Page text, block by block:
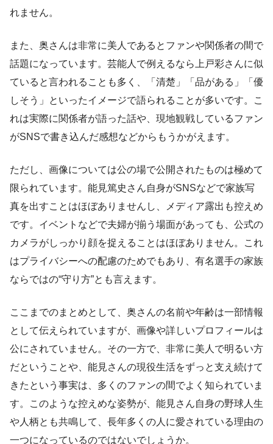
れません。
また、奥さんは非常に美人であるとファンや関係者の間で
話題になっています。芸能人で例えるなら上戸彩さんに似
ていると言われることも多く、「清楚」「品がある」「優
しそう」といったイメージで語られることが多いです。こ
れは実際に関係者が語った話や、現地観戦しているファン
がSNSで書き込んだ感想などからもうかがえます。
ただし、画像については公の場で公開されたものは極めて
限られています。能見篤史さん自身がSNSなどで家族写
真を出すことはほぼありませんし、メディア露出も控えめ
です。イベントなどで夫婦が揃う場面があっても、公式の
カメラがしっかり顔を捉えることはほぼありません。これ
はプライバシーへの配慮のためでもあり、有名選手の家族
ならではの“守り方”とも言えます。
ここまでのまとめとして、奥さんの名前や年齢は一部情報
として伝えられていますが、画像や詳しいプロフィールは
公にされていません。その一方で、非常に美人で明るい方
だということや、能見さんの現役生活をずっと支え続けて
きたという事実は、多くのファンの間でよく知られていま
す。このような控えめな姿勢が、能見さん自身の野球人生
や人柄とも共鳴して、長年多くの人に愛されている理由の
一つになっているのではないでしょうか。